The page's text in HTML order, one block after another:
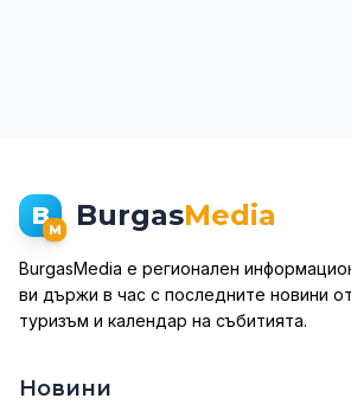
BM BurgasMedia
BurgasMedia е регионален
ви държи в час с последните новини
туризъм и календар на събитията.
Новини